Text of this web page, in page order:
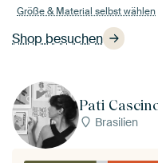
Shop besuchen
Größe & Material selbst wählen
Pati
Brasilien